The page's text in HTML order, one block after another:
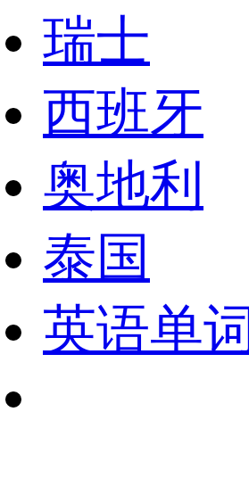
瑞士
西班牙
奥地利
泰国
英语单词